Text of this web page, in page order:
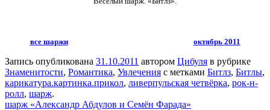
все шаржи октябрь 2011
Запись опубликована 31.10.2011 автором Цибуля в рубрике
Знаменитости, Романтика, Увлечения с метками Битлз, Битлы,
карикатура.картинка.прикол, ливерпульская четвёрка, рок-н-
ролл, шарж.
шарж «Александр Абдулов и Семён Фарада»